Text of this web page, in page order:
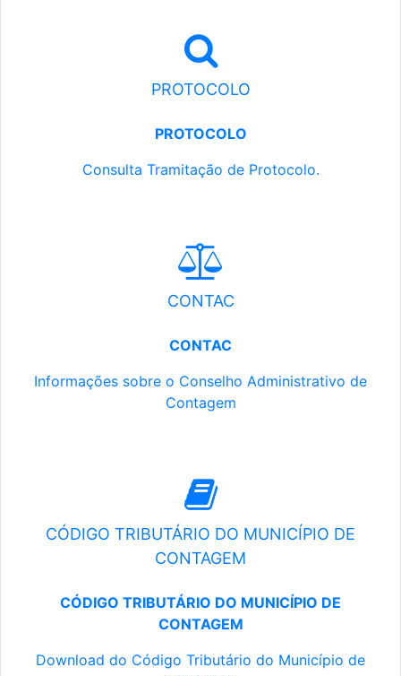
PROTOCOLO
PROTOCOLO
Consulta Tramitação de Protocolo.
CONTAC
CONTAC
Informações sobre o Conselho Administrativo de
Contagem
CÓDIGO TRIBUTÁRIO DO MUNICÍPIO DE
CONTAGEM
CÓDIGO TRIBUTÁRIO DO MUNICÍPIO DE
CONTAGEM
Download do Código Tributário do Município de